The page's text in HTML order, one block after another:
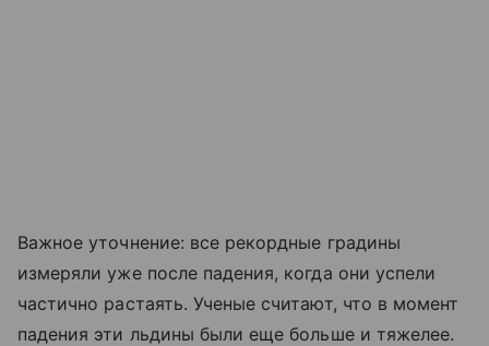
Важное уточнение: все рекордные градины
измеряли уже после падения, когда они успели
частично растаять. Ученые считают, что в момент
падения эти льдины были еще больше и тяжелее.